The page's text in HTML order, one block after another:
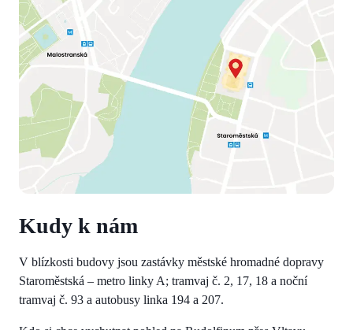
Kudy k nám
V blízkosti budovy jsou zastávky městské hromadné dopravy
Staroměstská – metro linky A; tramvaj č. 2, 17, 18 a noční
tramvaj č. 93 a autobusy linka 194 a 207.